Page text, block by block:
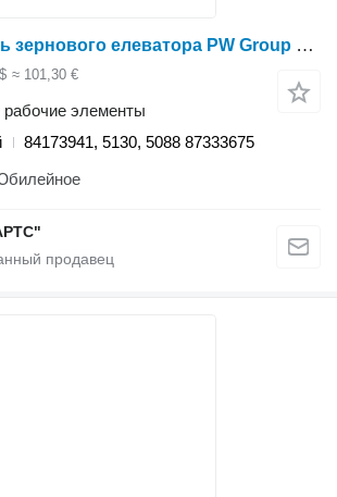
Супорт делітель зернового елеватора PW Group 84173941 для элеваторов и зернохранилищ
≈ 101,30 €
рабочие элементы
84173941, 5130, 5088 87333675